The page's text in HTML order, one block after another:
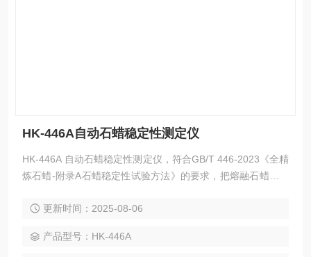
HK-446A自动石蜡稳定性测定仪
HK-446A 自动石蜡稳定性测定仪，符合GB/T 446-2023《全精
炼石蜡-附录A石蜡稳定性试验方法》的要求，把熔融石蜡样品
定的温度条件下采用紫外光照射一定时间后，测定试样赛波特
更新时间：2025-08-06
产品型号：HK-446A